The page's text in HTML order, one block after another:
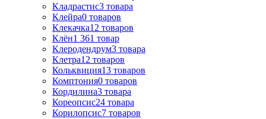
Кладрастис3 товара
Клейра0 товаров
Клекачка12 товаров
Клён1 361 товар
Клеродендрум3 товара
Клетра12 товаров
Кольквиция13 товаров
Комптония0 товаров
Кордилина3 товара
Кореопсис24 товара
Корилопсис7 товаров